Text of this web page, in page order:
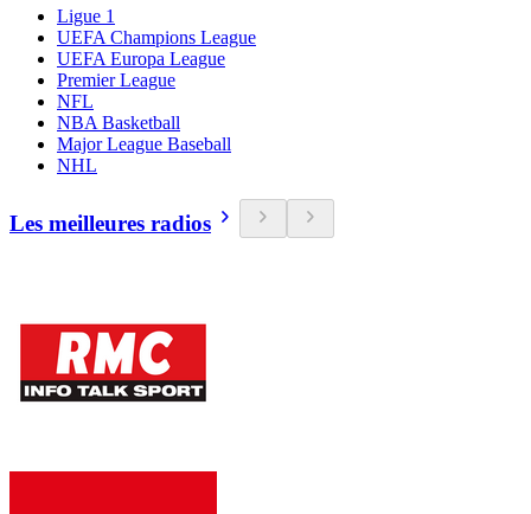
Ligue 1
UEFA Champions League
UEFA Europa League
Premier League
NFL
NBA Basketball
Major League Baseball
NHL
Les meilleures radios